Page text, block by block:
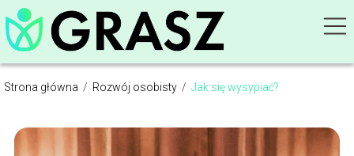
Strona główna / Rozwój osobisty / Jak się wysypiać?